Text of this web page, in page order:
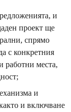
и
проект ще
спрямо
с конкретния
работни места,
и
и включване